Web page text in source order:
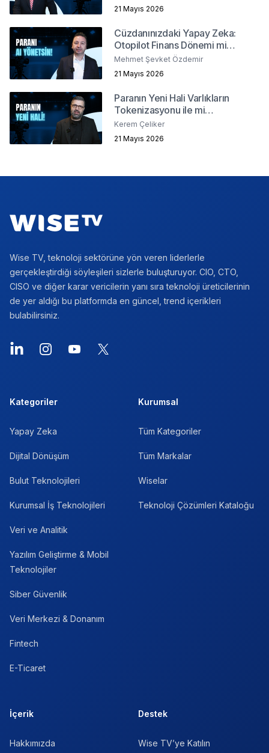
21 Mayıs 2026
Cüzdanınızdaki Yapay Zeka:
Otopilot Finans Dönemi mi
Başlıyor ?
Mehmet Şevket Özdemir
21 Mayıs 2026
Paranın Yeni Hali Varlıkların
Tokenizasyonu ile mi
Şekilleniyor?
Kerem Çeliker
21 Mayıs 2026
Wise TV, teknoloji sektörüne yön veren liderlerle
gerçekleştirdiği söyleşileri sizlerle buluşturuyor. CIO, CTO,
CISO ve diğer karar vericilerin yanı sıra teknoloji üreticilerinin
de yer aldığı bu platformda en güncel, trend içerikleri
bulabilirsiniz.
Kategoriler
Yapay Zeka
Dijital Dönüşüm
Bulut Teknolojileri
Kurumsal İş Teknolojileri
Veri ve Analitik
Yazılım Geliştirme & Mobil
Teknolojiler
Siber Güvenlik
Veri Merkezi & Donanım
Fintech
E-Ticaret
Kurumsal
Tüm Kategoriler
Tüm Markalar
Wiselar
Teknoloji Çözümleri Kataloğu
İçerik
Hakkımızda
Destek
Wise TV’ye Katılın